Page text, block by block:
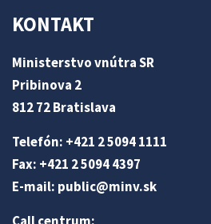
KONTAKT
Ministerstvo vnútra SR
Pribinova 2
812 72 Bratislava
Telefón: +421 2 5094 1111
Fax: +421 2 5094 4397
E-mail: public@minv.sk